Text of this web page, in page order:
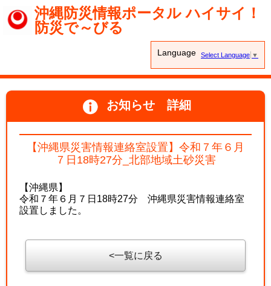
沖縄防災情報ポータル ハイサイ！
防災で～びる
Language Select Language ▼
お知らせ 詳細
【沖縄県災害情報連絡室設置】令和７年６月
７日18時27分_北部地域土砂災害
【沖縄県】
令和７年６月７日18時27分 沖縄県災害情報連絡室
設置しました。
一覧に戻る